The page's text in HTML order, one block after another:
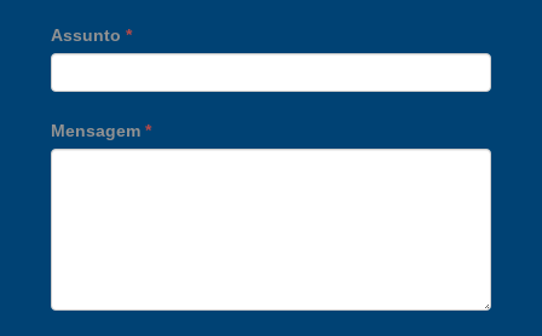
Assunto *
Mensagem *